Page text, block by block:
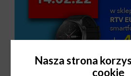
Nasza strona
cookie